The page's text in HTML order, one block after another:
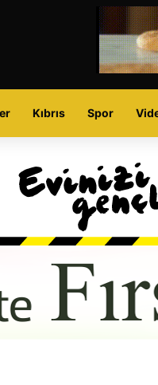
Kıbrıs Spor